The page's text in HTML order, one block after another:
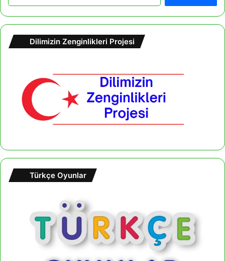
m
Dilimizin Zenginlikleri Projesi
Türkçe Oyunlar